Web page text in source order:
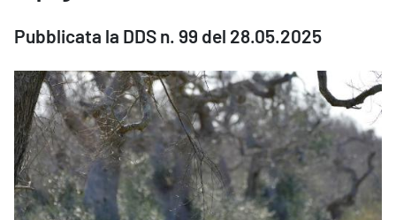
Pubblicata la DDS n. 99 del 28.05.2025